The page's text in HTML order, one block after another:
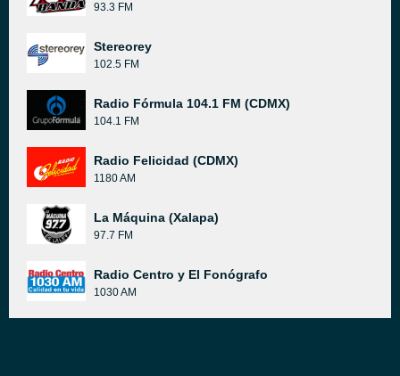
93.3 FM
Stereorey
102.5 FM
Radio Fórmula 104.1 FM (CDMX)
104.1 FM
Radio Felicidad (CDMX)
1180 AM
La Máquina (Xalapa)
97.7 FM
Radio Centro y El Fonógrafo
1030 AM